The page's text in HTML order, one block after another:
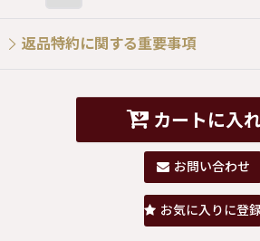
返品特約に関する重要事項
カートに入
お問い合わせ
お気に入りに登